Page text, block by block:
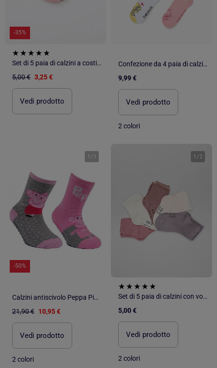
-35%
Set di 5 paia di calzini a costine
5,00 € 3,25 €
Vedi prodotto
Confezione da 4 paia di calzini con tweety
9,99 €
Vedi prodotto
2 colori
1 / 1
-50%
Calzini antiscivolo Peppa Pig bambino confezione da 2
21,90 € 10,95 €
Vedi prodotto
2 colori
1 / 2
Set di 5 paia di calzini con volant
5,00 €
Vedi prodotto
2 colori